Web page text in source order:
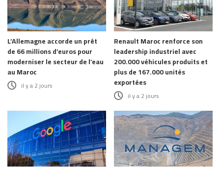
L’Allemagne accorde un prêt
de 66 millions d’euros pour
moderniser le secteur de l’eau
au Maroc
il y a 2 jours
Renault Maroc renforce son
leadership industriel avec
200.000 véhicules produits et
plus de 167.000 unités
exportées
il y a 2 jours